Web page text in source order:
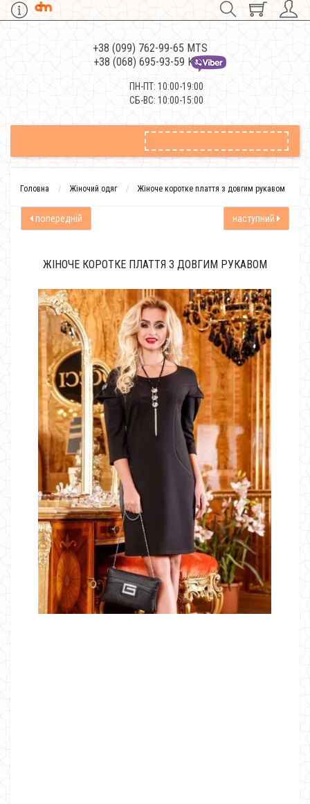
+38 (099) 762-99-65 MTS
+38 (068) 695-93-59 Kievstar
ПН-ПТ: 10:00-19:00
СБ-ВС: 10:00-15:00
Головна Жіночий одяг Жіноче коротке плаття з довгим рукавом
попередній наступний
ЖІНОЧЕ КОРОТКЕ ПЛАТТЯ З ДОВГИМ РУКАВОМ